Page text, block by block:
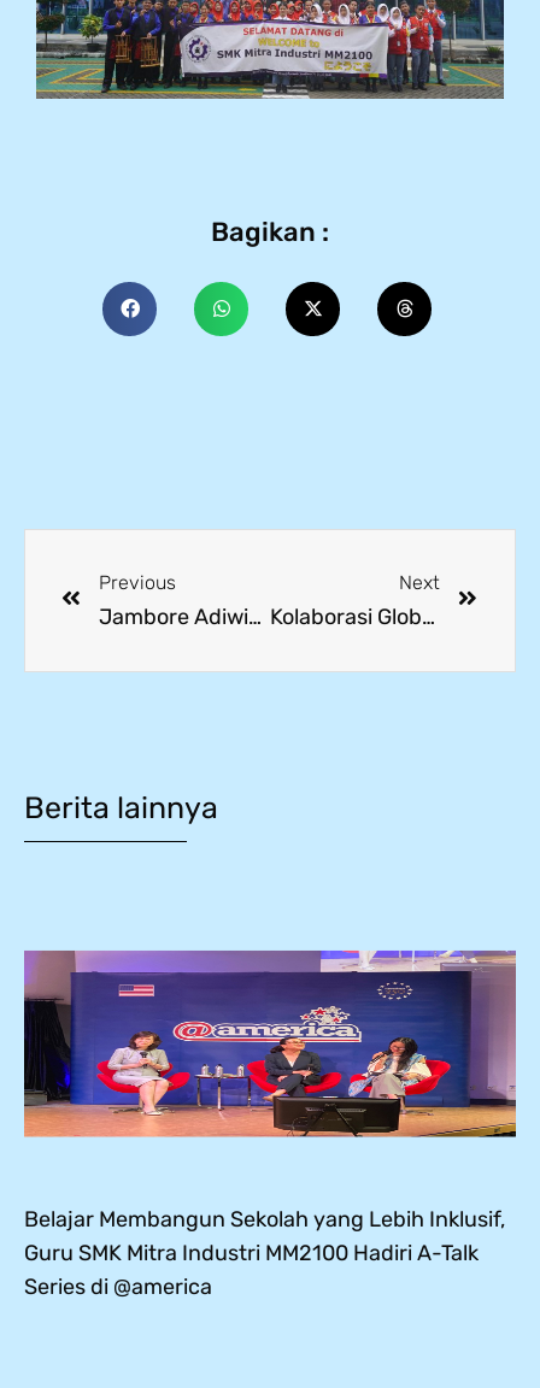
Bagikan :
Previous
Jambore Adiwiyata 2025: Edukasi Pengomposan untuk Lingkungan Berkelanjutan
Next
Kolaborasi Global Dimulai dari Sini: Mitsubishi Corp Group Sambangi SMK
Berita lainnya
Belajar Membangun Sekolah yang Lebih Inklusif,
Guru SMK Mitra Industri MM2100 Hadiri A-Talk
Series di @america